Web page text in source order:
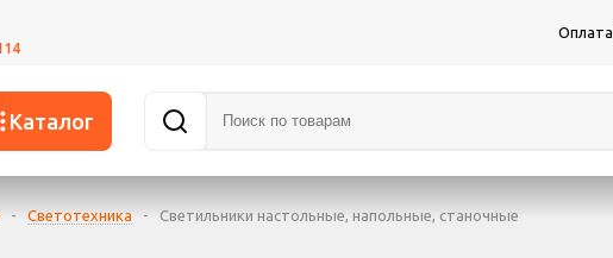
Оплата
Каталог
- Светотехника - Светильники настольные, напольные, станочные